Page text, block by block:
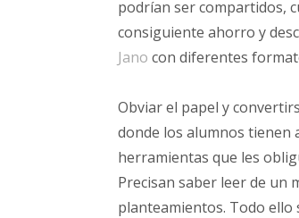
podrían ser compartidos,
consiguiente ahorro y
Jano con diferentes
Obviar el papel y
donde los alumnos tienen
herramientas que les
Precisan saber leer de un
planteamientos. Todo ello